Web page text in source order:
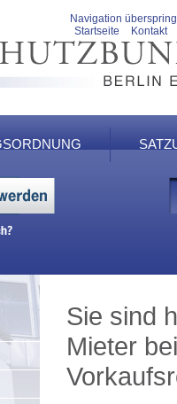
Navigation
Startseite
Kontakt
Sie sind
Mieter